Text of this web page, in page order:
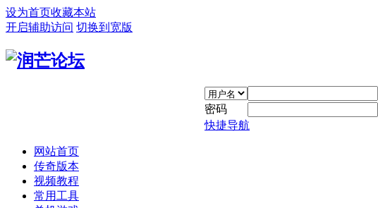
设为首页收藏本站
开启辅助访问 切换到宽版
密码
快捷导航
网站首页
传奇版本
视频教程
常用工具